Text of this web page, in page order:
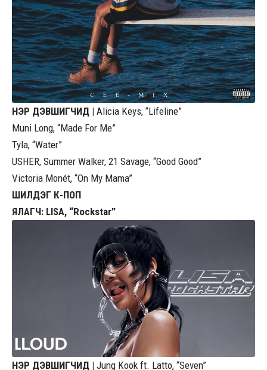
НЭР ДЭВШИГЧИД | Alicia Keys, “Lifeline”
Muni Long, “Made For Me”
Tyla, “Water”
USHER, Summer Walker, 21 Savage, “Good Good”
Victoria Monét, “On My Mama”
ШИЛДЭГ К-ПОП
ЯЛАГЧ: LISA, “Rockstar”
НЭР ДЭВШИГЧИД | Jung Kook ft. Latto, “Seven”